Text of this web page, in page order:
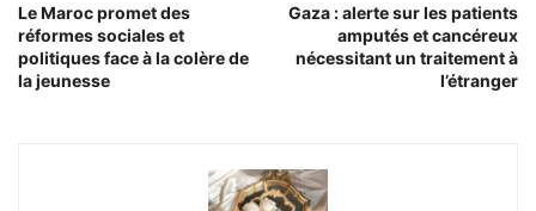
Le Maroc promet des
réformes sociales et
politiques face à la colère de
la jeunesse
Gaza : alerte sur les patients
amputés et cancéreux
nécessitant un traitement à
l’étranger